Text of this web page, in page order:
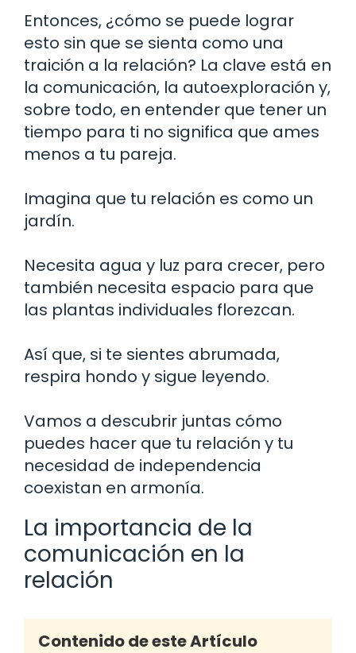
Entonces, ¿cómo se puede lograr
esto sin que se sienta como una
traición a la relación? La clave está en
la comunicación, la autoexploración y,
sobre todo, en entender que tener un
tiempo para ti no significa que ames
menos a tu pareja.
Imagina que tu relación es como un
jardín.
Necesita agua y luz para crecer, pero
también necesita espacio para que
las plantas individuales florezcan.
Así que, si te sientes abrumada,
respira hondo y sigue leyendo.
Vamos a descubrir juntas cómo
puedes hacer que tu relación y tu
necesidad de independencia
coexistan en armonía.
La importancia de la
comunicación en la
relación
Contenido de este Artículo